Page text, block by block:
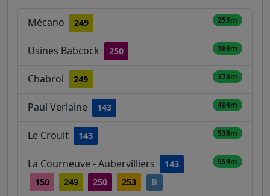
Mécano 249 255m
Usines Babcock 250 369m
Chabrol 249 373m
Paul Verlaine 143 494m
Le Croult 143 538m
La Courneuve - Aubervilliers
143
150
249 250 253 B
559m